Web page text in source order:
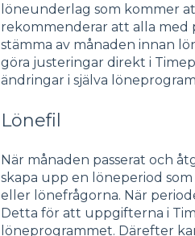
löneunderlag som kommer
rekommenderar att alla med
stämma av månaden innan
göra justeringar direkt i
ändringar i själva
Lönefil
När månaden passerat och
skapa upp en löneperiod
eller lönefrågorna. När
Detta för att uppgifterna i
löneprogrammet. Därefter